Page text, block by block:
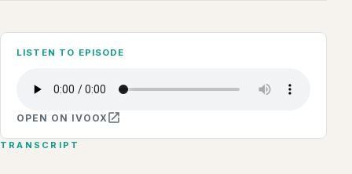
LISTEN TO EPISODE
OPEN ON IVOOX
TRANSCRIPT